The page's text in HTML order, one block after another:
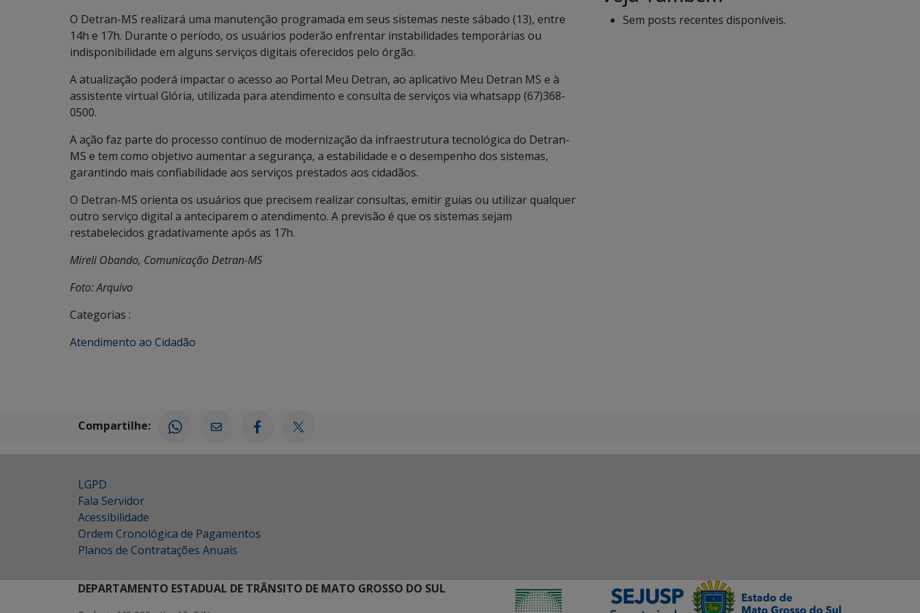
O Detran-MS realizará uma manutenção programada em seus sistemas neste sábado (13), entre
14h e 17h. Durante o período, os usuários poderão enfrentar instabilidades temporárias ou
indisponibilidade em alguns serviços digitais oferecidos pelo órgão.
A atualização poderá impactar o acesso ao Portal Meu Detran, ao aplicativo Meu Detran MS e à
assistente virtual Glória, utilizada para atendimento e consulta de serviços via whatsapp (67)368-
0500.
A ação faz parte do processo contínuo de modernização da infraestrutura tecnológica do Detran-
MS e tem como objetivo aumentar a segurança, a estabilidade e o desempenho dos sistemas,
garantindo mais confiabilidade aos serviços prestados aos cidadãos.
O Detran-MS orienta os usuários que precisem realizar consultas, emitir guias ou utilizar qualquer
outro serviço digital a anteciparem o atendimento. A previsão é que os sistemas sejam
restabelecidos gradativamente após as 17h.
Mireli Obando, Comunicação Detran-MS
Foto: Arquivo
Categorias :
Atendimento ao Cidadão
Sem posts recentes disponíveis.
Compartilhe:
LGPD
Fala Servidor
Acessibilidade
Ordem Cronológica de Pagamentos
Planos de Contratações Anuais
DEPARTAMENTO ESTADUAL DE TRÂNSITO DE MATO GROSSO DO SUL